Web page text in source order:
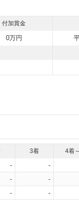
付加賞金
0万円
3着 4着～
- -
- -
- -